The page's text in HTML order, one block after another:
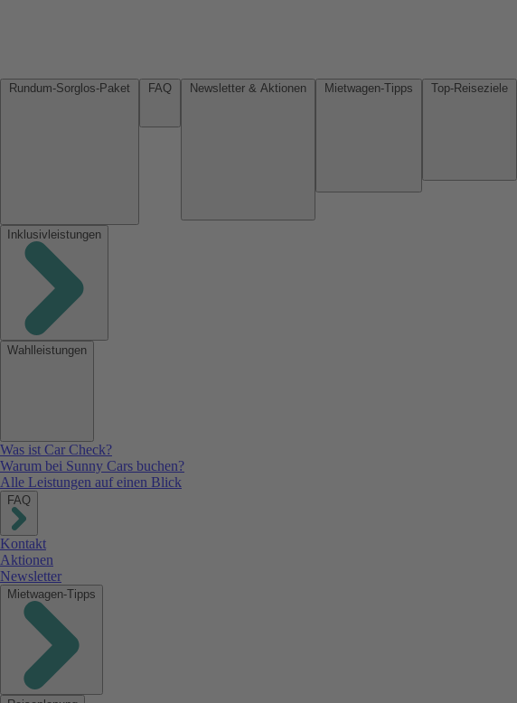
Inklusivleistungen
Wahlleistungen
Was ist Car Check?
Warum bei Sunny Cars buchen?
Alle Leistungen auf einen Blick
FAQ
Kontakt
Aktionen
Newsletter
Mietwagen-Tipps